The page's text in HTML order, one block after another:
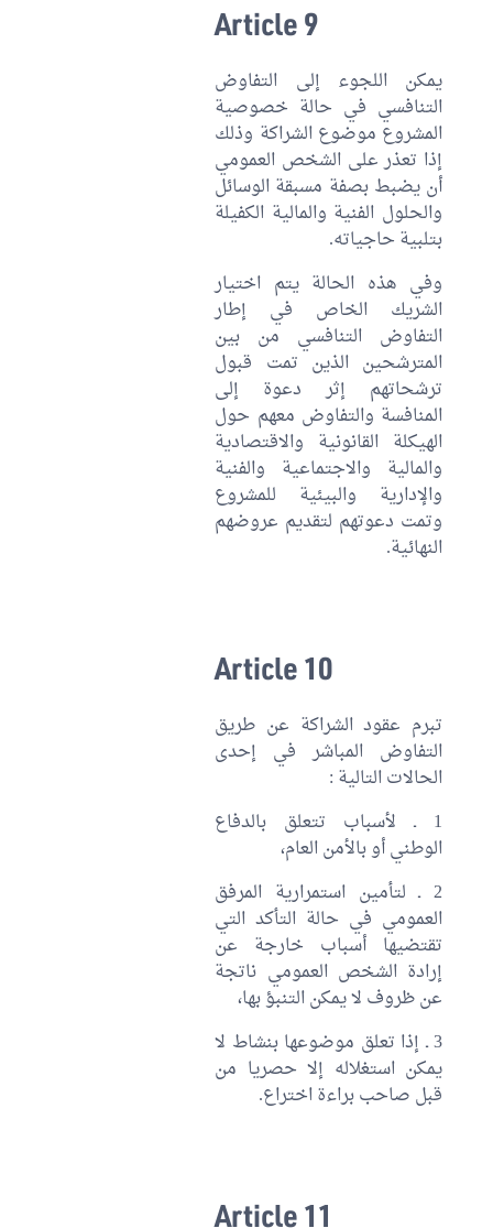
Article 9
يمكن اللجوء إلى التفاوض
التنافسي في حالة خصوصية
المشروع موضوع الشراكة وذلك
إذا تعذر على الشخص العمومي
أن يضبط بصفة مسبقة الوسائل
والحلول الفنية والمالية الكفيلة
بتلبية حاجياته.
وفي هذه الحالة يتم اختيار
الشريك الخاص في إطار
التفاوض التنافسي من بين
المترشحين الذين تمت قبول
ترشحاتهم إثر دعوة إلى
المنافسة والتفاوض معهم حول
الهيكلة القانونية والاقتصادية
والمالية والاجتماعية والفنية
والإدارية والبيئية للمشروع
وتمت دعوتهم لتقديم عروضهم
النهائية.
Article 10
تبرم عقود الشراكة عن طريق
التفاوض المباشر في إحدى
الحالات التالية :
1 ـ لأسباب تتعلق بالدفاع
الوطني أو بالأمن العام،
2 ـ لتأمين استمرارية المرفق
العمومي في حالة التأكد التي
تقتضيها أسباب خارجة عن
إرادة الشخص العمومي ناتجة
عن ظروف لا يمكن التنبؤ بها،
3 ـ إذا تعلق موضوعها بنشاط لا
يمكن استغلاله إلا حصريا من
قبل صاحب براءة اختراع.
Article 11